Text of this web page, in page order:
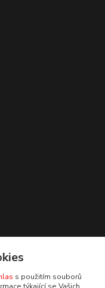
s použitím souborů